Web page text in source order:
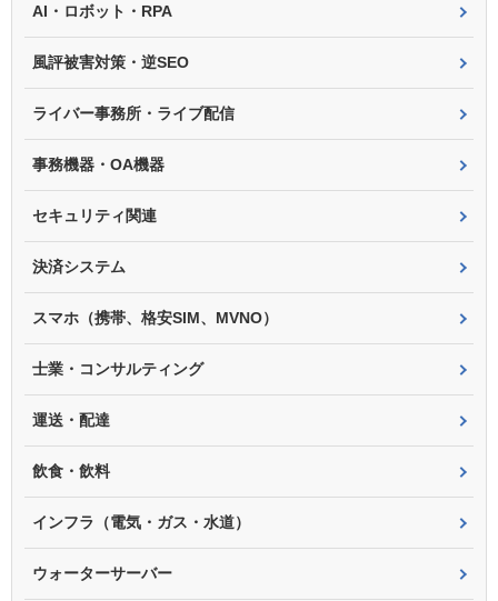
AI・ロボット・RPA
風評被害対策・逆SEO
ライバー事務所・ライブ配信
事務機器・OA機器
セキュリティ関連
決済システム
スマホ（携帯、格安SIM、MVNO）
士業・コンサルティング
運送・配達
飲食・飲料
インフラ（電気・ガス・水道）
ウォーターサーバー